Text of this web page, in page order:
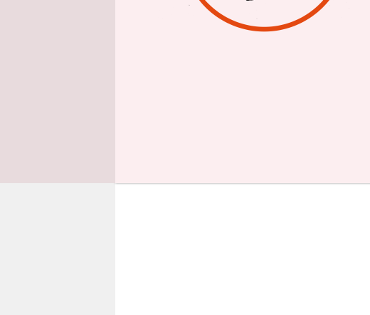
einleuchtend
sich selbst,
Sein
die